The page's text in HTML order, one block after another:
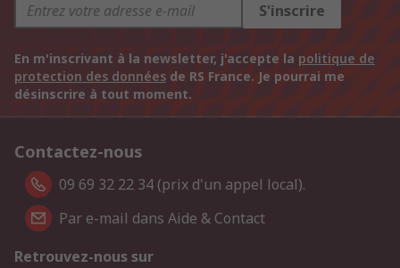
S'inscrire
En m'inscrivant à la newsletter, j'accepte la politique de
protection des données de RS France. Je pourrai me
désinscrire à tout moment.
Contactez-nous
09 69 32 22 34 (prix d'un appel local).
Par e-mail dans Aide & Contact
Retrouvez-nous sur